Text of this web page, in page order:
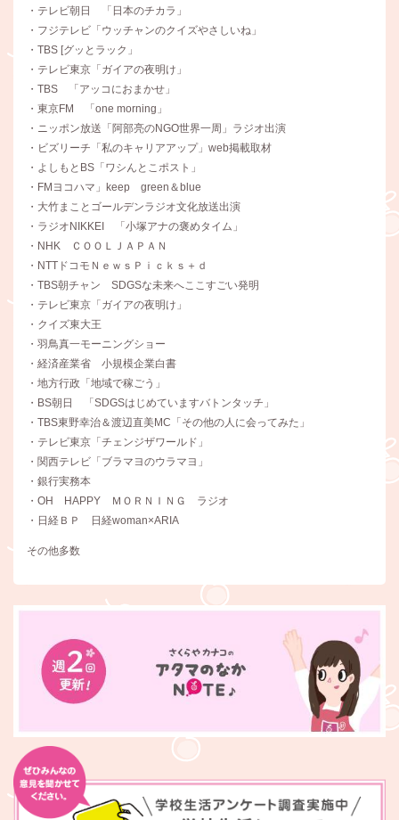
・テレビ朝日 「日本のチカラ」
・フジテレビ「ウッチャンのクイズやさしいね」
・TBS [グッとラック」
・テレビ東京「ガイアの夜明け」
・TBS 「アッコにおまかせ」
・東京FM 「one morning」
・ニッポン放送「阿部亮のNGO世界一周」ラジオ出演
・ビズリーチ「私のキャリアアップ」web掲載取材
・よしもとBS「ワシんとこポスト」
・FMヨコハマ」keep green＆blue
・大竹まことゴールデンラジオ文化放送出演
・ラジオNIKKEI 「小塚アナの褒めタイム」
・NHK ＣＯＯＬＪＡＰＡＮ
・NTTドコモＮｅｗｓＰｉｃｋｓ＋ｄ
・TBS朝チャン SDGSな未来へここすごい発明
・テレビ東京「ガイアの夜明け」
・クイズ東大王
・羽鳥真一モーニングショー
・経済産業省 小規模企業白書
・地方行政「地域で稼ごう」
・BS朝日 「SDGSはじめていますバトンタッチ」
・TBS東野幸治＆渡辺直美MC「その他の人に会ってみた」
・テレビ東京「チェンジザワールド」
・関西テレビ「ブラマヨのウラマヨ」
・銀行実務本
・OH HAPPY ＭＯＲＮＩＮＧ ラジオ
・日経ＢＰ 日経woman×ARIA
その他多数